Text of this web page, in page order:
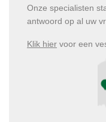
Onze specialisten
antwoord op al uw
Klik hier voor een